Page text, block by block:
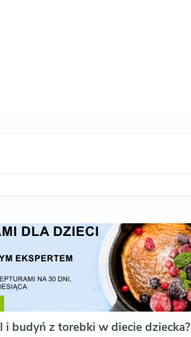
i budyń z torebki w diecie dziecka?